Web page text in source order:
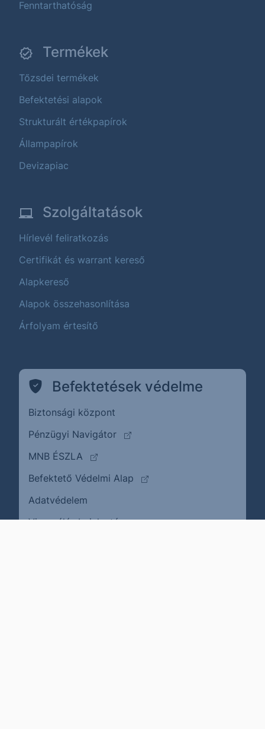
Fenntarthatóság
Termékek
Tőzsdei termékek
Befektetési alapok
Strukturált értékpapírok
Állampapírok
Devizapiac
Szolgáltatások
Hírlevél feliratkozás
Certifikát és warrant kereső
Alapkereső
Alapok összehasonlítása
Árfolyam értesítő
Befektetések védelme
Biztonsági központ
Pénzügyi Navigátor
(külső oldalra ugrik)
MNB ÉSZLA
(külső oldalra ugrik)
Befektető Védelmi Alap
(külső oldalra ugrik)
Adatvédelem
Visszaélés bejelentése(külső oldalra ugrik)